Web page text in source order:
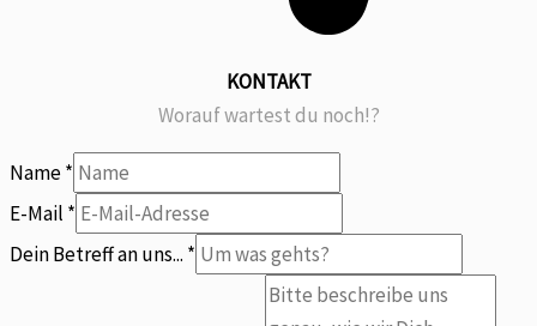
KONTAKT
Worauf wartest du noch!?
Name*
E-Mail *
mitteilen?
Dein Betreff an uns... *